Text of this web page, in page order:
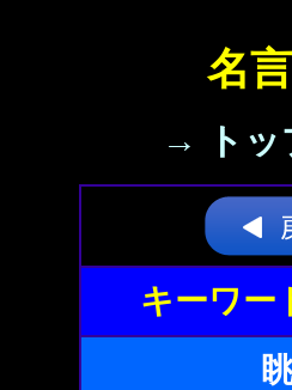
名
→ トッ
キーワー